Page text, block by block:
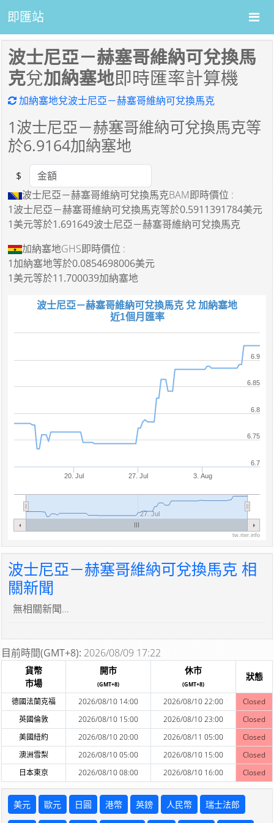
即匯站
波士尼亞－赫塞哥維納可兌換馬
克兌加納塞地即時匯率計算機
加納塞地兌波士尼亞－赫塞哥維納可兌換馬克
1波士尼亞－赫塞哥維納可兌換馬克等
於6.9164加納塞地
Amount
$
波士尼亞－赫塞哥維納可兌換馬克BAM即時價位 :
1波士尼亞－赫塞哥維納可兌換馬克等於0.5911391784美元
1美元等於1.691649波士尼亞－赫塞哥維納可兌換馬克
加納塞地GHS即時價位 :
1加納塞地等於0.0854698006美元
1美元等於11.700039加納塞地
波士尼亞－赫塞哥維納可兌換馬克 兌 加納塞地
近1個月匯率
20. Jul 27. Jul 3. Aug
27. Jul
6.7
6.75
6.8
6.85
6.9
tw.rter.info
波士尼亞－赫塞哥維納可兌換馬克 相
關新聞
無相關新聞...
目前時間(GMT+8): 2026/08/09 17:22
貨幣
市場
開市
(GMT+8)
休市
(GMT+8)
狀態
德國法蘭克福 2026/08/10 14:00 2026/08/10 22:00
Closed
英國倫敦
2026/08/10 15:00 2026/08/10 23:00
Closed
美國紐約
2026/08/10 20:00 2026/08/11 05:00
Closed
澳洲雪梨
2026/08/10 05:00 2026/08/10 15:00
Closed
日本東京
2026/08/10 08:00 2026/08/10 16:00 Closed
美元 歐元 日圓 港幣 英鎊 人民幣 瑞士法郎